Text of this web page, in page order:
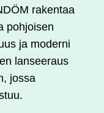
rakentaa
pohjoisen
ja moderni
lanseeraus
jossa